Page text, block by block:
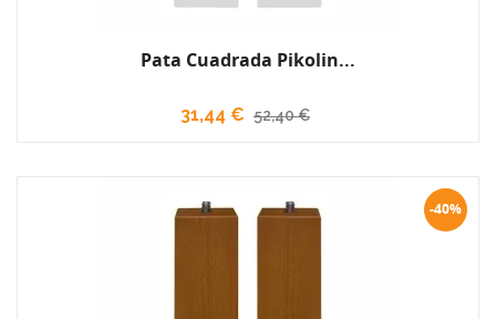
Pata Cuadrada Pikolin...
31,44 € 52,40 €
-40%